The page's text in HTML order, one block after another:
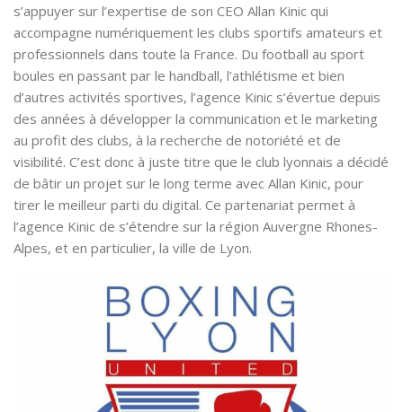
s’appuyer sur l’expertise de son CEO Allan Kinic qui
accompagne numériquement les clubs sportifs amateurs et
professionnels dans toute la France. Du football au sport
boules en passant par le handball, l’athlétisme et bien
d’autres activités sportives, l’agence Kinic s’évertue depuis
des années à développer la communication et le marketing
au profit des clubs, à la recherche de notoriété et de
visibilité. C’est donc à juste titre que le club lyonnais a décidé
de bâtir un projet sur le long terme avec Allan Kinic, pour
tirer le meilleur parti du digital. Ce partenariat permet à
l’agence Kinic de s’étendre sur la région Auvergne Rhones-
Alpes, et en particulier, la ville de Lyon.